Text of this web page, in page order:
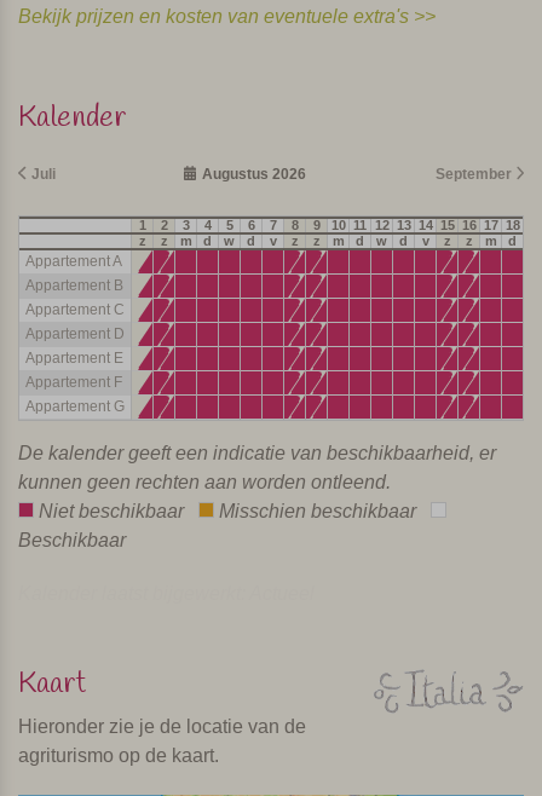
Bekijk prijzen en kosten van eventuele extra's >>
Kalender
Juli Augustus 2026 September
1 2 3 4 5 6 7 8 9 10 11 12 13 14 15 16 17 18
z
z m d w d v z z m d w d v z z m d
Appartement A
Appartement B
Appartement C
Appartement D
Appartement E
Appartement F
Appartement G
De kalender geeft een indicatie van beschikbaarheid, er
kunnen geen rechten aan worden ontleend.
Niet beschikbaar
Misschien beschikbaar
Beschikbaar
Kaart
Hieronder zie je de locatie van de
agriturismo op de kaart.